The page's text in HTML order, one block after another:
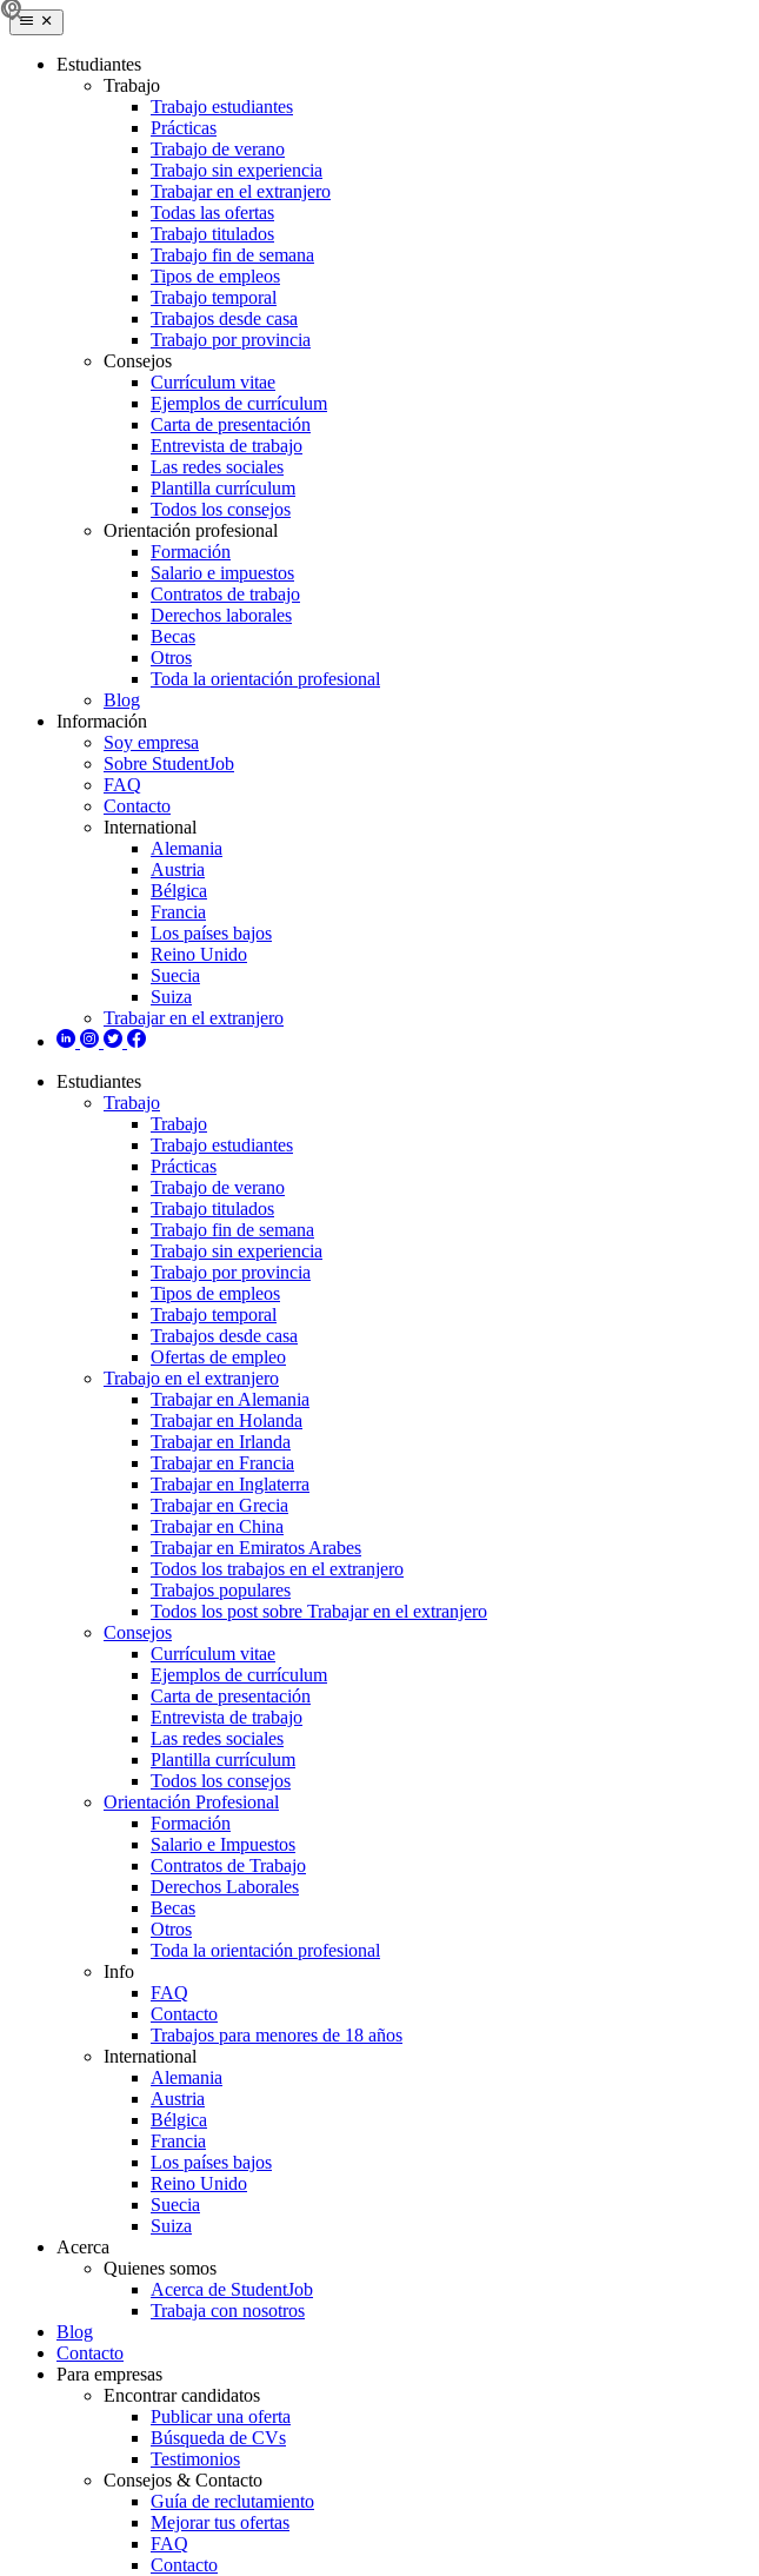
Estudiantes
Trabajo
Trabajo estudiantes
Prácticas
Trabajo de verano
Trabajo sin experiencia
Trabajar en el extranjero
Todas las ofertas
Trabajo titulados
Trabajo fin de semana
Tipos de empleos
Trabajo temporal
Trabajos desde casa
Trabajo por provincia
Consejos
Currículum vitae
Ejemplos de currículum
Carta de presentación
Entrevista de trabajo
Las redes sociales
Plantilla currículum
Todos los consejos
Orientación profesional
Formación
Salario e impuestos
Contratos de trabajo
Derechos laborales
Becas
Otros
Toda la orientación profesional
Blog
Información
Soy empresa
Sobre StudentJob
FAQ
Contacto
International
Alemania
Austria
Bélgica
Francia
Los países bajos
Reino Unido
Suecia
Suiza
Trabajar en el extranjero
Estudiantes
Trabajo
Trabajo
Trabajo estudiantes
Prácticas
Trabajo de verano
Trabajo titulados
Trabajo fin de semana
Trabajo sin experiencia
Trabajo por provincia
Tipos de empleos
Trabajo temporal
Trabajos desde casa
Ofertas de empleo
Trabajo en el extranjero
Trabajar en Alemania
Trabajar en Holanda
Trabajar en Irlanda
Trabajar en Francia
Trabajar en Inglaterra
Trabajar en Grecia
Trabajar en China
Trabajar en Emiratos Arabes
Todos los trabajos en el extranjero
Trabajos populares
Todos los post sobre Trabajar en el extranjero
Consejos
Currículum vitae
Ejemplos de currículum
Carta de presentación
Entrevista de trabajo
Las redes sociales
Plantilla currículum
Todos los consejos
Orientación Profesional
Formación
Salario e Impuestos
Contratos de Trabajo
Derechos Laborales
Becas
Otros
Toda la orientación profesional
Info
FAQ
Contacto
Trabajos para menores de 18 años
International
Alemania
Austria
Bélgica
Francia
Los países bajos
Reino Unido
Suecia
Suiza
Acerca
Quienes somos
Acerca de StudentJob
Trabaja con nosotros
Blog
Contacto
Para empresas
Encontrar candidatos
Publicar una oferta
Búsqueda de CVs
Testimonios
Consejos & Contacto
Guía de reclutamiento
Mejorar tus ofertas
FAQ
Contacto